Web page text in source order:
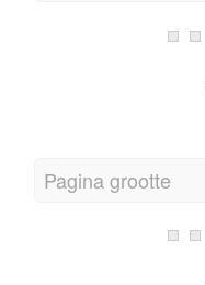
Pagina grootte